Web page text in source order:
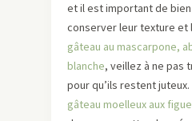
et il est important de
conserver leur texture et
gâteau au mascarpone,
blanche, veillez à ne pas
pour qu’ils restent
gâteau moelleux aux